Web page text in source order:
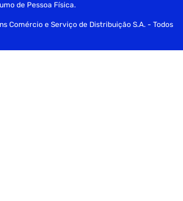
de Pessoa Física.
Comércio e Serviço de Distribuição S.A. - Todos